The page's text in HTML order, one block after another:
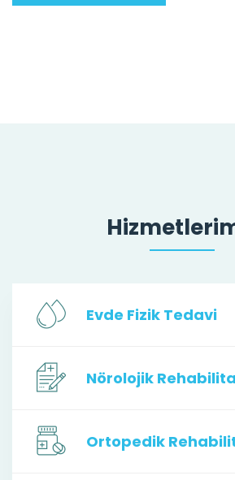
Evde Fizik Tedavi
Nörolojik
Ortopedik